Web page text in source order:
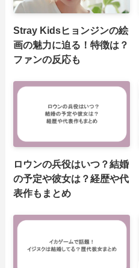
Stray Kidsヒョンジンの絵
画の魅力に迫る！特徴は？
ファンの反応も
ロウンの兵役はいつ？結婚
の予定や彼女は？経歴や代
表作もまとめ